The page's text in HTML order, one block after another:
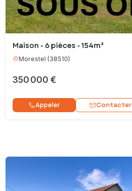
Maison - 6 pièces - 154m²
Morestel (38510)
350 000 €
Appeler Contacter